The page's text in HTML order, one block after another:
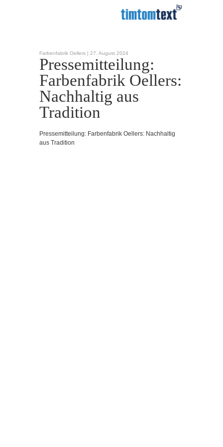
Farbenfabrik Oellers | 27. August 2024
Pressemitteilung:
Farbenfabrik Oellers:
Nachhaltig aus
Tradition
Pressemitteilung: Farbenfabrik Oellers: Nachhaltig
aus Tradition